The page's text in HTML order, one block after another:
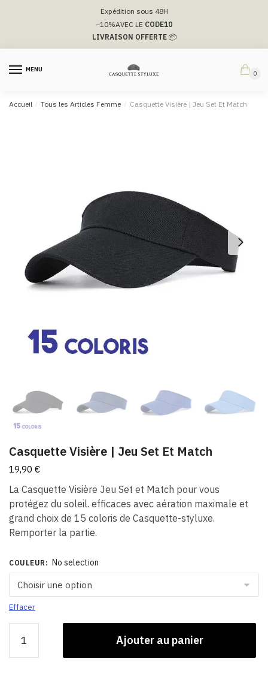
navigation
Expédition sous 48H
–10%AVEC LE CODE10
LIVRAISON OFFERTE📦
MENU
0
Accueil / Tous les Articles Femme / Casquette Visière | Jeu Set Et Match
Casquette Visière | Jeu Set Et Match
19,90 €
La Casquette Visière Jeu Set et Match pour vous
protégez du soleil. efficaces avec aération maximale et
grand choix de 15 coloris de Casquette-styluxe.
Remporter la partie.
COULEUR : No selection
Effacer
Casquette
Ajouter au panier